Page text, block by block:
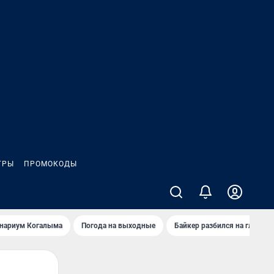
ПРОМОКОДЫ
Когалыма Погода на выходные Байкер разбился на глазах